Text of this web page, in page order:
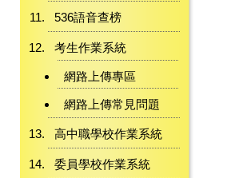
536語音查榜
考生作業系統
網路上傳專區
網路上傳常見問題
高中職學校作業系統
委員學校作業系統